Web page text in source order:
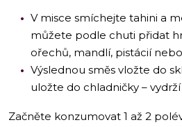
V misce smíchejte tahini a
můžete podle chuti přidat
ořechů, mandlí, pistácií
Výslednou směs vložte do
uložte do chladničky – vydrží
Začněte konzumovat 1 až 2